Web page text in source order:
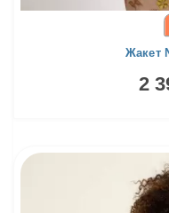
Жакет
2